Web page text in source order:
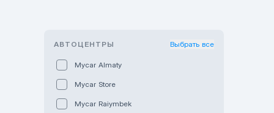
АВТОЦЕНТРЫ Выбрать все
Mycar Almaty
Mycar Store
Mycar Raiymbek